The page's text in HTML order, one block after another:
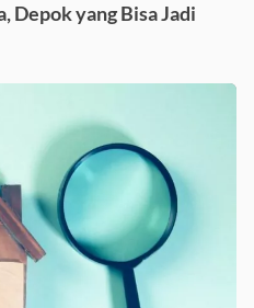
Depok yang Bisa Jadi